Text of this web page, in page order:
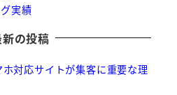
実績
の投稿
ホ対応サイトが集客に重要な理